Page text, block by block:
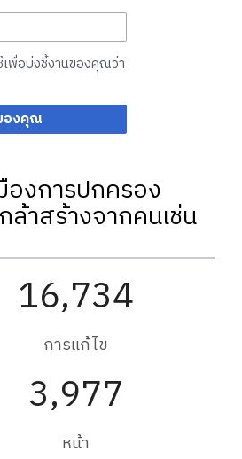
เพื่อบ่งชี้งานของคุณว่า
องคุณ
องการปกครอง
ล้าสร้างจากคนเช่น
16,734
การแก้ไข
3,977
หน้า